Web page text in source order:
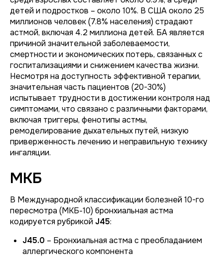
детей и подростков – около 10%. В США около 25
миллионов человек (7.8% населения) страдают
астмой, включая 4.2 миллиона детей. БА является
причиной значительной заболеваемости,
смертности и экономических потерь, связанных с
госпитализациями и снижением качества жизни.
Несмотря на доступность эффективной терапии,
значительная часть пациентов (20-30%)
испытывает трудности в достижении контроля над
симптомами, что связано с различными факторами,
включая триггеры, фенотипы астмы,
ремоделирование дыхательных путей, низкую
приверженность лечению и неправильную технику
ингаляции.
МКБ
В Международной классификации болезней 10-го
пересмотра (МКБ-10) бронхиальная астма
кодируется рубрикой J45:
J45.0 – Бронхиальная астма с преобладанием
аллергического компонента